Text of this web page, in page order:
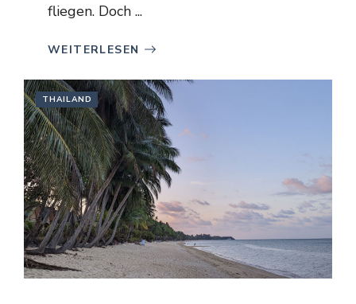
fliegen. Doch ...
WEITERLESEN
THAILAND